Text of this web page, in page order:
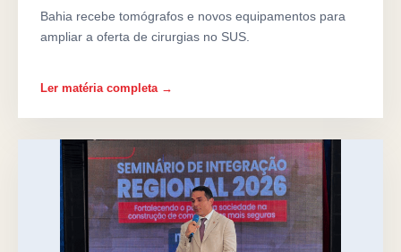
Bahia recebe tomógrafos e novos equipamentos para
ampliar a oferta de cirurgias no SUS.
Ler matéria completa →